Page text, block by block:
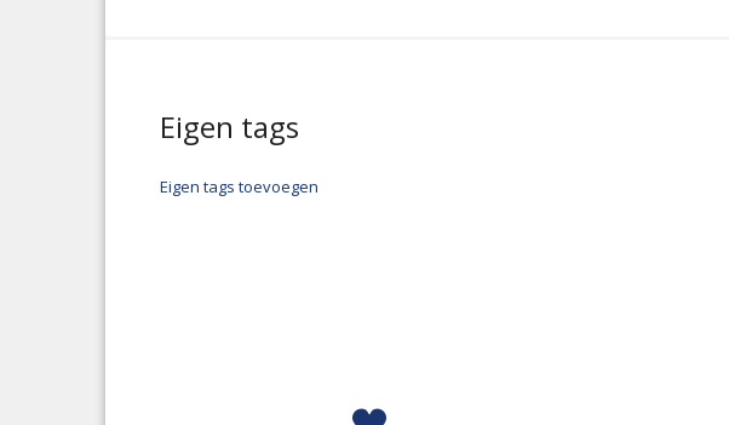
Eigen tags
Eigen tags toevoegen